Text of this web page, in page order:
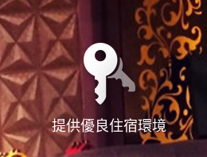
提供優良住宿環境